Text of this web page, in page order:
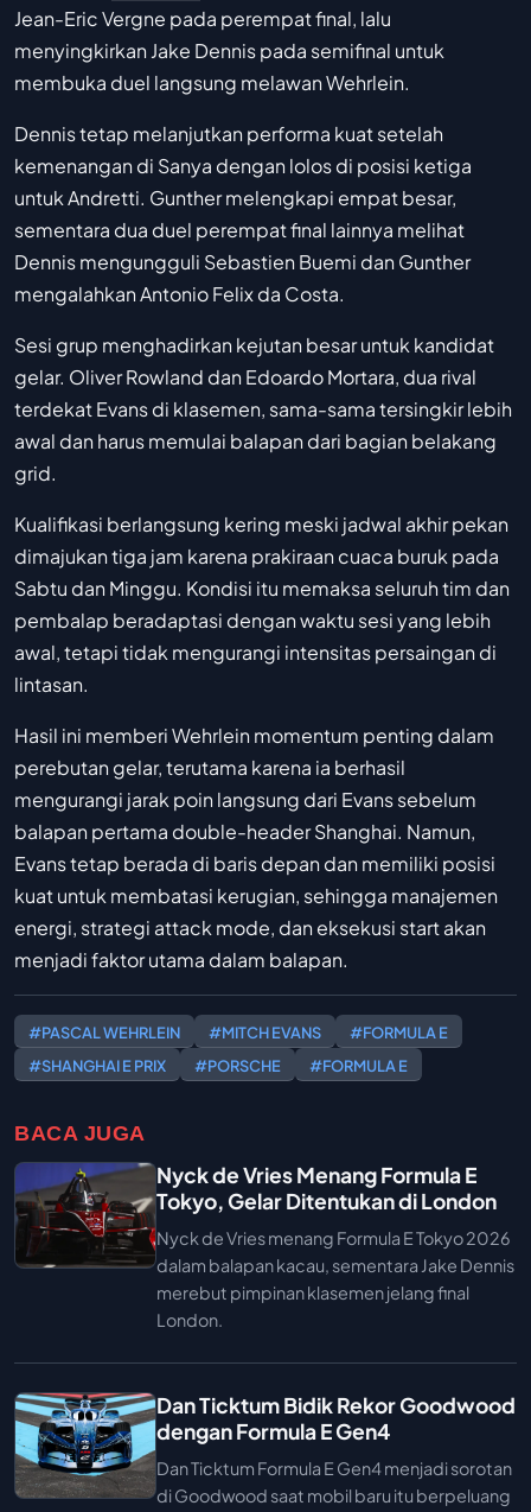
Jean-Eric Vergne pada perempat final, lalu
menyingkirkan Jake Dennis pada semifinal untuk
membuka duel langsung melawan Wehrlein.
Dennis tetap melanjutkan performa kuat setelah
kemenangan di Sanya dengan lolos di posisi ketiga
untuk Andretti. Gunther melengkapi empat besar,
sementara dua duel perempat final lainnya melihat
Dennis mengungguli Sebastien Buemi dan Gunther
mengalahkan Antonio Felix da Costa.
Sesi grup menghadirkan kejutan besar untuk kandidat
gelar. Oliver Rowland dan Edoardo Mortara, dua rival
terdekat Evans di klasemen, sama-sama tersingkir lebih
awal dan harus memulai balapan dari bagian belakang
grid.
Kualifikasi berlangsung kering meski jadwal akhir pekan
dimajukan tiga jam karena prakiraan cuaca buruk pada
Sabtu dan Minggu. Kondisi itu memaksa seluruh tim dan
pembalap beradaptasi dengan waktu sesi yang lebih
awal, tetapi tidak mengurangi intensitas persaingan di
lintasan.
Hasil ini memberi Wehrlein momentum penting dalam
perebutan gelar, terutama karena ia berhasil
mengurangi jarak poin langsung dari Evans sebelum
balapan pertama double-header Shanghai. Namun,
Evans tetap berada di baris depan dan memiliki posisi
kuat untuk membatasi kerugian, sehingga manajemen
energi, strategi attack mode, dan eksekusi start akan
menjadi faktor utama dalam balapan.
#PASCAL WEHRLEIN #MITCH EVANS
#FORMULA E
#SHANGHAI E PRIX
#PORSCHE #FORMULA E
BACA JUGA
Nyck de Vries Menang Formula E
Tokyo, Gelar Ditentukan di London
Nyck de Vries menang Formula E Tokyo 2026
dalam balapan kacau, sementara Jake Dennis
merebut pimpinan klasemen jelang final
London.
Dan Ticktum Bidik Rekor Goodwood
dengan Formula E Gen4
Dan Ticktum Formula E Gen4 menjadi sorotan
di Goodwood saat mobil baru itu berpeluang